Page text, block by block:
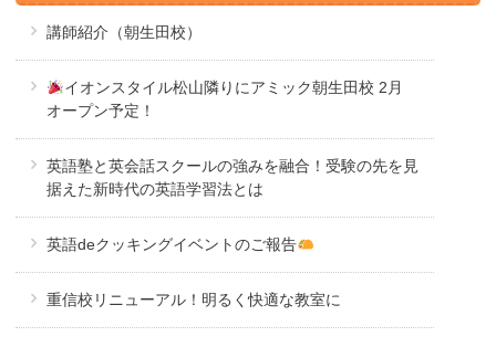
講師紹介（朝生田校）
イオンスタイル松山隣りにアミック朝生田校 2月
オープン予定！
英語塾と英会話スクールの強みを融合！受験の先を見
据えた新時代の英語学習法とは
英語deクッキングイベントのご報告
重信校リニューアル！明るく快適な教室に